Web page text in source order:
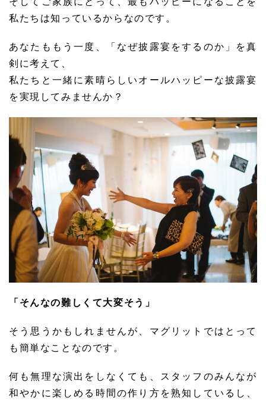
私たちは知っているからなのです。
あなたももう一度、「なぜ披露宴をするのか」を真
剣に考えて、
私たちと一緒に素晴らしいオールハッピーな披露宴
を実現してみませんか？
「そんなの難しくて大変そう」
そう思うかもしれませんが、マグリットではとって
も簡単なことなのです。
何も無理な演出をしなくても、スタッフのみんなが
和やかに楽しめる時間の作り方を熟知しているし、